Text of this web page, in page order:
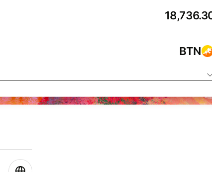
BTN